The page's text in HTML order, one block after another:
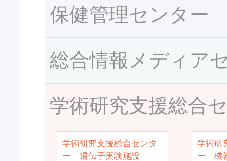
保健管理センター
総合情報メディア
学術研究支援総合
学術研究支援総合センタ
ー 遺伝子実験施設
学術研
ー 機